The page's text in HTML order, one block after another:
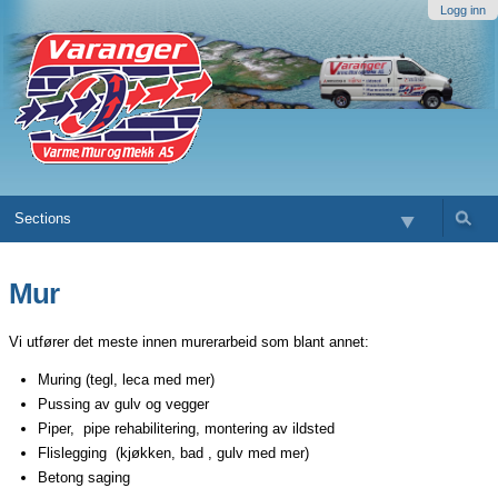
innholdet.
navigasjonen
Logg inn
Sections
Mur
Vi utfører det meste innen murerarbeid som blant annet:
Muring (tegl, leca med mer)
Pussing av gulv og vegger
Piper, pipe rehabilitering, montering av ildsted
Flislegging (kjøkken, bad , gulv med mer)
Betong saging